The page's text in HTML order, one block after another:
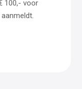
100,- voor